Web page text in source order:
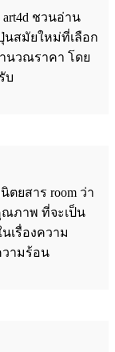
art4d ชวนอ่าน
นสมัยใหม่ที่เลือก
นวณราคา โดย
บ
ยสาร room ว่า
ณภาพ ที่จะเป็น
เรื่องความ
วามร้อน